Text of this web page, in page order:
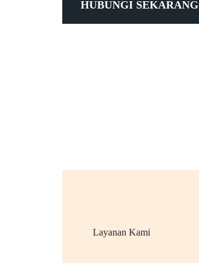
HUBUNGI SEKARANG
Layanan Kami